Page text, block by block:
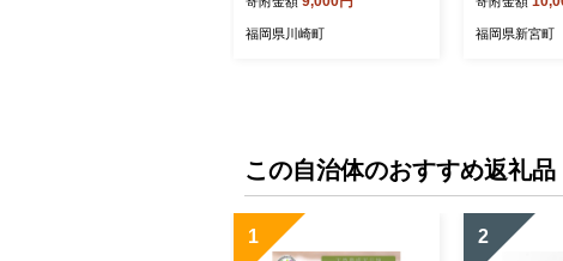
福岡県川崎町
牛】
福岡県新宮町
この自治体のおすすめ返礼品
1 2